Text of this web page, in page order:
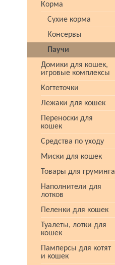
Корма
Сухие корма
Консервы
Паучи
Домики для кошек,
игровые комплексы
Когтеточки
Лежаки для кошек
Переноски для
кошек
Средства по уходу
Миски для кошек
Товары для груминга
Наполнители для
лотков
Пеленки для кошек
Туалеты, лотки для
кошек
Памперсы для котят
и кошек